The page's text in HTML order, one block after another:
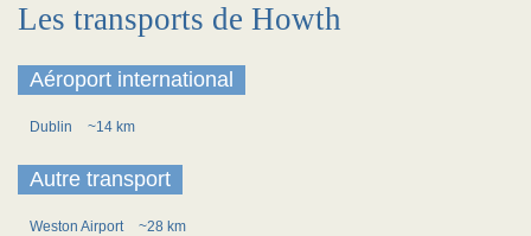
Les transports de Howth
Aéroport international
Dublin ~14 km
Autre transport
Weston Airport ~28 km